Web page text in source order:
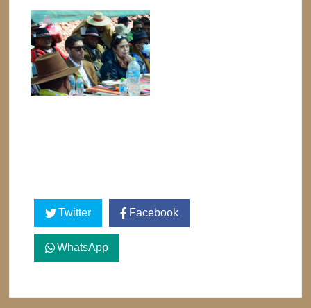
Twitter Facebook
WhatsApp